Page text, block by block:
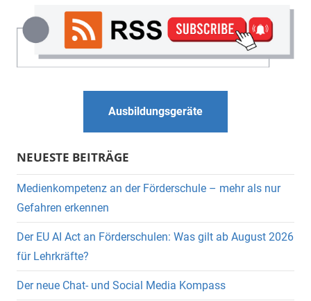
Ausbildungsgeräte
NEUESTE BEITRÄGE
Medienkompetenz an der Förderschule – mehr als nur
Gefahren erkennen
Der EU AI Act an Förderschulen: Was gilt ab August 2026
für Lehrkräfte?
Der neue Chat- und Social Media Kompass